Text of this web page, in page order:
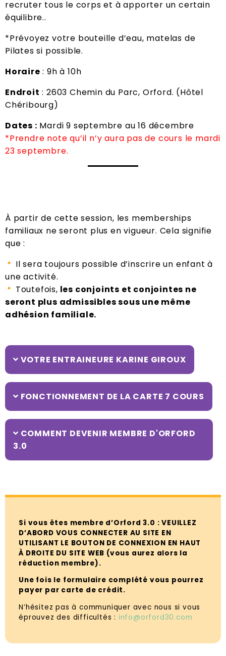
recruter tous le corps et à apporter un certain
équilibre..
*Prévoyez votre bouteille d’eau, matelas de
Pilates si possible.
Horaire : 9h à 10h
Endroit : 2603 Chemin du Parc, Orford. (Hôtel
Chéribourg)
Dates : Mardi 9 septembre au 16 décembre
*Prendre note qu’il n’y aura pas de cours le mardi
23 septembre.
À partir de cette session, les memberships
familiaux ne seront plus en vigueur. Cela signifie
que :
Il sera toujours possible d’inscrire un enfant à
une activité.
Toutefois, les conjoints et conjointes ne
seront plus admissibles sous une même
adhésion familiale.
VOTRE ENTRAINEURE KARINE GIROUX
FONCTIONNEMENT DE LA CARTE 7 COURS
COMMENT DEVENIR MEMBRE D'ORFORD
3.0
Si vous êtes membre d’Orford 3.0 : VEUILLEZ
D’ABORD VOUS CONNECTER AU SITE EN
UTILISANT LE BOUTON DE CONNEXION EN HAUT
À DROITE DU SITE WEB (vous aurez alors la
réduction membre).
Une fois le formulaire complété vous pourrez
payer par carte de crédit.
N’hésitez pas à communiquer avec nous si vous
éprouvez des difficultés : info@orford30.com